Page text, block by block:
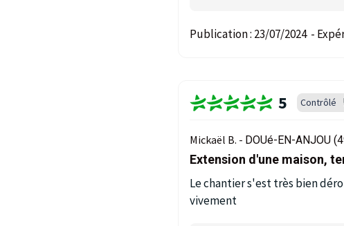
Publication : 23/07/2024 -
5 Contrôlé
Mickaël B. - DOUé-EN-ANJOU
Extension d'une maison,
Le chantier s'est très bien
vivement